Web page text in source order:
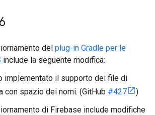
del plug-in Gradle per le
include la seguente modifica:
implementato il supporto dei file di
con spazio dei nomi. (GitHub #427
)
di Firebase include modifiche